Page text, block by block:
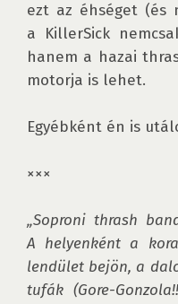
ezt az éhséget (és
a KillerSick
hanem a hazai
motorja is lehet.
Egyébként én is
×××
„Soproni thrash
A helyenként a
lendület bejön, a
tufák (Gore-